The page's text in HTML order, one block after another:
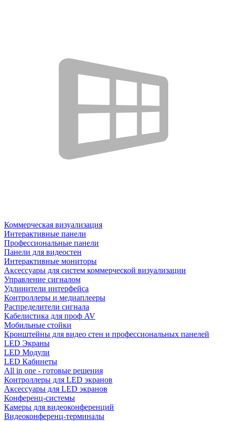
Коммерческая визуализация
Интерактивные панели
Профессиональные панели
Панели для видеостен
Интерактивные мониторы
Аксессуары для систем коммерческой визуализации
Управление сигналом
Удлинители интерфейса
Контроллеры и медиаплееры
Распределители сигнала
Кабелистика для проф AV
Мобильные стойки
Кронштейны для видео стен и профессиональных панелей
LED Экраны
LED Модули
LED Кабинеты
All in one - готовые решения
Контроллеры для LED экранов
Аксессуары для LED экранов
Конференц-системы
Камеры для видеоконференций
Видеоконференц-терминалы